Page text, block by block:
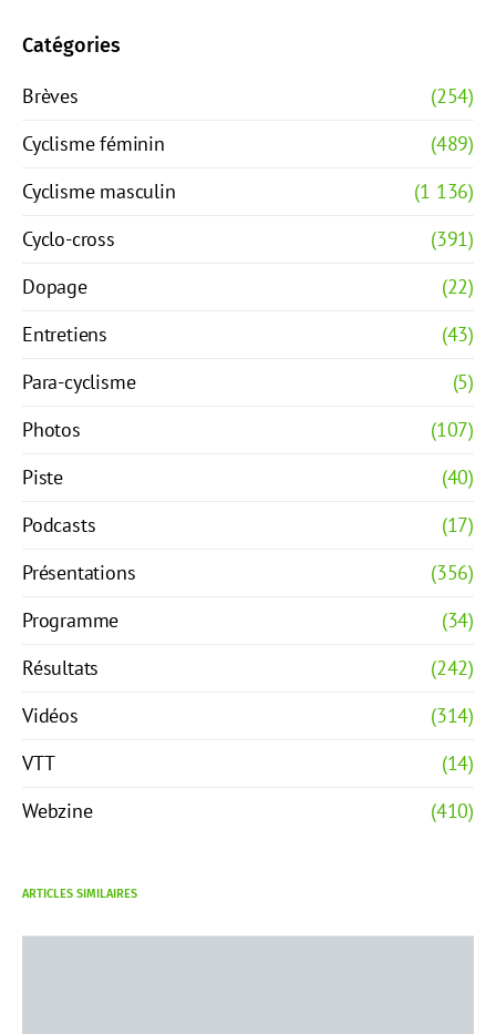
Catégories
Brèves
(254)
Cyclisme féminin
(489)
Cyclisme masculin
(1 136)
Cyclo-cross
(391)
Dopage
(22)
Entretiens
(43)
Para-cyclisme
(5)
Photos
(107)
Piste
(40)
Podcasts
(17)
Présentations
(356)
Programme
(34)
Résultats
(242)
Vidéos
(314)
VTT
(14)
Webzine
(410)
ARTICLES SIMILAIRES